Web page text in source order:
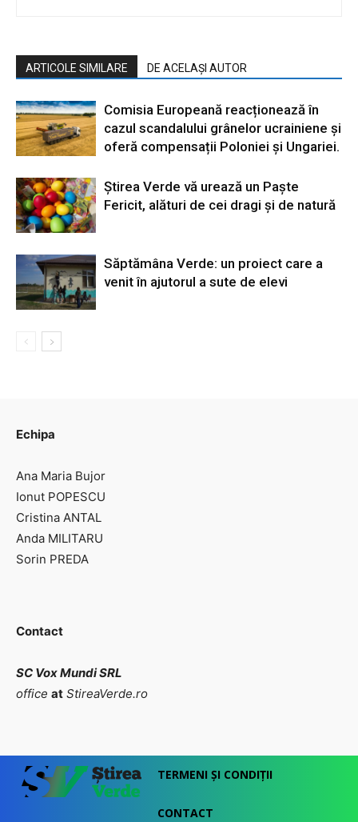
ARTICOLE SIMILARE DE ACELAȘI AUTOR
Comisia Europeană reacționează în
cazul scandalului grânelor ucrainiene și
oferă compensații Poloniei și Ungariei.
Știrea Verde vă urează un Paște
Fericit, alături de cei dragi și de natură
Săptămâna Verde: un proiect care a
venit în ajutorul a sute de elevi
Echipa
Ana Maria Bujor
Ionut POPESCU
Cristina ANTAL
Anda MILITARU
Sorin PREDA
Contact
SC Vox Mundi SRL
office at StireaVerde.ro
TERMENI ȘI CONDIȚII
CONTACT